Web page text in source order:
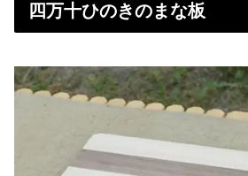
四万十ひのきのまな板